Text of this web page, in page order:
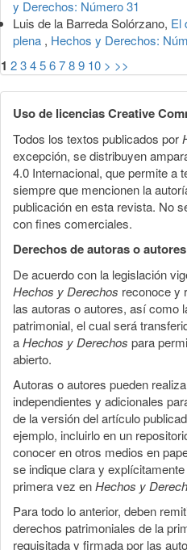
y Derechos: Número 31
Luis de la Barreda Solórzano, El
plena , Hechos y Derechos:
1 23456789 10 > >>
Uso de licencias Creative
Todos los textos publicados por
excepción, se distribuyen
4.0 Internacional, que permite a
siempre que mencionen la
publicación en esta revista. No
con fines comerciales.
Derechos de autoras o autores
De acuerdo con la legislación
Hechos y Derechos reconoce y
las autoras o autores, así como
patrimonial, el cual será
aHechos y Derechos para
abierto.
Autoras o autores pueden
independientes y adicionales
de la versión del artículo
ejemplo, incluirlo en un
conocer en otros medios en
se indique clara y
primera vez enHechos y
Para todo lo anterior, deben
derechos patrimoniales de la
requisitada y firmada por las